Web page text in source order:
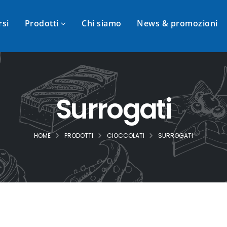
Prodotti Chi siamo News & promozioni
Surrogati
HOME PRODOTTI CIOCCOLATI SURROGATI